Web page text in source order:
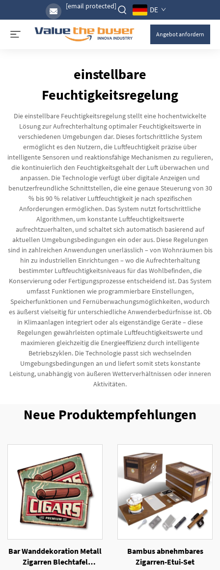
[email protected] DE
Angebot anfordern
einstellbare
Feuchtigkeitsregelung
Die einstellbare Feuchtigkeitsregelung stellt eine hochentwickelte
Lösung zur Aufrechterhaltung optimaler Feuchtigkeitswerte in
verschiedenen Umgebungen dar. Dieses fortschrittliche System
ermöglicht es den Nutzern, die Luftfeuchtigkeit präzise über
intelligente Sensoren und reaktionsfähige Mechanismen zu regulieren,
die kontinuierlich den Feuchtigkeitsgehalt der Luft überwachen und
anpassen. Die Technologie verfügt über digitale Anzeigen und
benutzerfreundliche Schnittstellen, die eine genaue Steuerung von 30
% bis 90 % relativer Luftfeuchtigkeit je nach spezifischen
Anforderungen ermöglichen. Das System nutzt fortschrittliche
Algorithmen, um konstante Luftfeuchtigkeitswerte
aufrechtzuerhalten, und schaltet sich automatisch basierend auf
aktuellen Umgebungsbedingungen ein oder aus. Diese Regelungen
sind in zahlreichen Anwendungen unerlässlich – von Wohnräumen bis
hin zu industriellen Einrichtungen – wo die Aufrechterhaltung
bestimmter Luftfeuchtigkeitsniveaus für das Wohlbefinden, die
Konservierung oder Fertigungsprozesse entscheidend ist. Das System
umfasst Funktionen wie programmierbare Einstellungen,
Speicherfunktionen und Fernüberwachungsmöglichkeiten, wodurch
es äußerst vielseitig für unterschiedliche Anwenderbedürfnisse ist. Ob
in Klimaanlagen integriert oder als eigenständige Geräte – diese
Regelungen gewährleisten optimale Luftfeuchtigkeitswerte und
maximieren gleichzeitig die Energieeffizienz durch intelligente
Betriebszyklen. Die Technologie passt sich wechselnden
Umgebungsbedingungen an und liefert somit stets konstante
Leistung, unabhängig von äußeren Wetterverhältnissen oder inneren
Aktivitäten.
Neue Produktempfehlungen
Bar Wanddekoration Metall
Zigarren Blechtafel
Bambus abnehmbares
Zigarren-Etui-Set